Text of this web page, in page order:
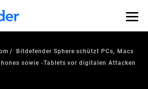
Bitdefender Sphere schützt PCs, Macs
sowie -Tablets vor digitalen Attacken